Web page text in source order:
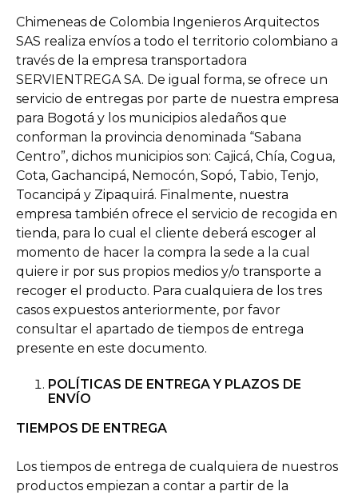
Chimeneas de Colombia Ingenieros Arquitectos
SAS realiza envíos a todo el territorio colombiano a
través de la empresa transportadora
SERVIENTREGA SA. De igual forma, se ofrece un
servicio de entregas por parte de nuestra empresa
para Bogotá y los municipios aledaños que
conforman la provincia denominada “Sabana
Centro”, dichos municipios son: Cajicá, Chía, Cogua,
Cota, Gachancipá, Nemocón, Sopó, Tabio, Tenjo,
Tocancipá y Zipaquirá. Finalmente, nuestra
empresa también ofrece el servicio de recogida en
tienda, para lo cual el cliente deberá escoger al
momento de hacer la compra la sede a la cual
quiere ir por sus propios medios y/o transporte a
recoger el producto. Para cualquiera de los tres
casos expuestos anteriormente, por favor
consultar el apartado de tiempos de entrega
presente en este documento.
POLÍTICAS DE ENTREGA Y PLAZOS DE
ENVÍO
TIEMPOS DE ENTREGA
Los tiempos de entrega de cualquiera de nuestros
productos empiezan a contar a partir de la